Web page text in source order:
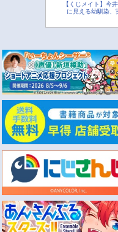
【くじメイト】今
に見える幼馴染、